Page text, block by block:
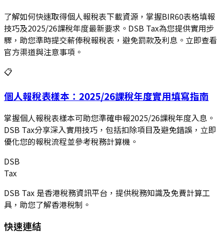
了解如何快速取得個人報稅表下載資源，掌握BIR60表格填報
技巧及2025/26課稅年度最新要求。DSB Tax為您提供實用步
驟，助您準時提交薪俸稅報稅表，避免罰款及利息。立即查看
官方渠道與注意事項。
📋
個人報稅表樣本：2025/26課稅年度實用填寫指南
掌握個人報稅表樣本可助您準確申報2025/26課稅年度入息。
DSB Tax分享深入實用技巧，包括扣除項目及避免錯誤，立即
優化您的報稅流程並參考稅務計算機。
DSB
Tax
DSB Tax 是香港稅務資訊平台，提供稅務知識及免費計算工
具，助您了解香港稅制。
快速連結